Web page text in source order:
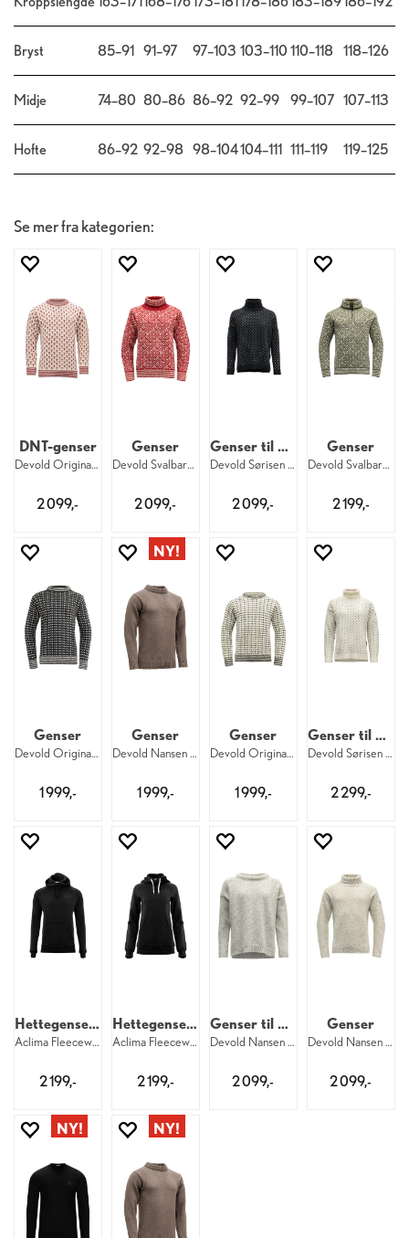
Bryst 85–91 91–97 97–103 103–110 110–118 118–126
Midje 74–80 80–86 86–92 92–99 99–107 107–113
Hofte 86–92 92–98 98–104104–111 111–119 119–125
Se mer fra kategorien:
DNT-genser
Devold Original Islender DNT
2 099,-
Genser
Devold Svalbard Wool High Neck U 207
2 099,-
Genser til dame
Devold Sørisen Wool Sweater W 284
2 099,-
Genser
Devold Svalbard Wool Zip 388
2 199,-
Genser
Devold Original Islender 940
1 999,-
Genser
Devold Nansen Wool Sweater U 696
1 999,-
Genser
Devold Original Islender 020
1 999,-
Genser til dame
Devold Sørisen Wool Sweater W 010
2 299,-
Hettegenser til herre
Aclima Fleecewool Hoodie M 123
2 199,-
Hettegenser til dame
Aclima Fleecewool Hoodie W 123
2 199,-
Genser til dame
Devold Nansen Wool Sweater W 770
2 099,-
Genser
Devold Nansen Wool High Neck U 770
2 099,-